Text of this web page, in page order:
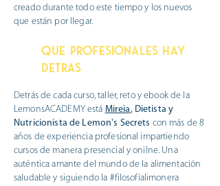
creado durante todo este tiempo y los nuevos
que están por llegar.
QUE profesionales hay
detrAS
Detrás de cada curso, taller, reto y ebook de la
LemonsACADEMY está Mireia, Dietista y
Nutricionista de Lemon's Secrets con más de 8
años de experiencia profesional impartiendo
cursos de manera presencial y onilne. Una
auténtica amante del mundo de la alimentación
saludable y siguiendo la #filosofíalimonera